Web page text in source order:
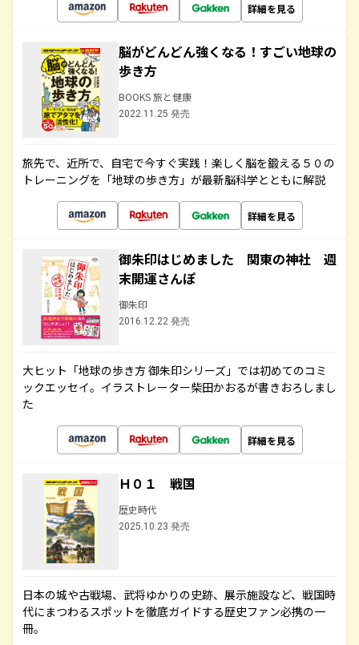
詳細を見る
脳がどんどん強くなる！すごい地球の
歩き方
BOOKS 旅と健康
2022.11.25 発売
旅先で、近所で、自宅で今すぐ実践！楽しく脳を鍛える５０の
トレーニングを「地球の歩き方」が最新脳科学とともに解説
詳細を見る
御朱印はじめました 関東の神社 週
末開運さんぽ
御朱印
2016.12.22 発売
大ヒット「地球の歩き方 御朱印シリーズ」では初めてのコミ
ックエッセイ。イラストレーター柴田かおるが書きおろしまし
た
詳細を見る
Ｈ０１ 戦国
歴史時代
2025.10.23 発売
日本の城や古戦場、武将ゆかりの史跡、展示施設など、戦国時
代にまつわるスポットを徹底ガイドする歴史ファン必携の一
冊。